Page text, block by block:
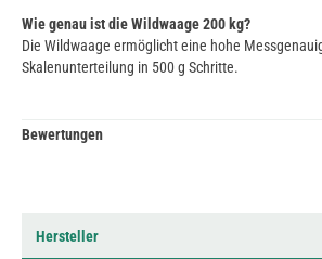
Wie genau ist die Wildwaage 200 kg?
Die Wildwaage ermöglicht eine hohe
Skalenunterteilung in 500 g Schritte.
Bewertungen
Hersteller